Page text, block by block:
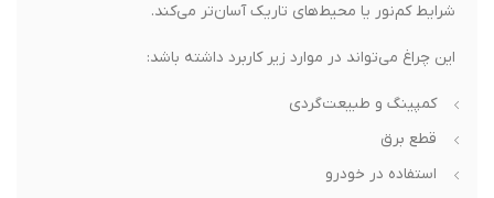
شرایط کم‌نور یا محیط‌های تاریک آسان‌تر می‌کند.
این چراغ می‌تواند در موارد زیر کاربرد داشته باشد:
کمپینگ و طبیعت‌گردی
قطع برق
استفاده در خودرو